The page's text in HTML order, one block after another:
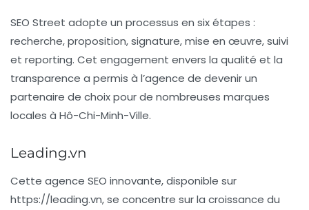
SEO Street adopte un processus en six étapes :
recherche, proposition, signature, mise en œuvre, suivi
et reporting. Cet engagement envers la qualité et la
transparence a permis à l’agence de devenir un
partenaire de choix pour de nombreuses marques
locales à Hô-Chi-Minh-Ville.
Leading.vn
Cette agence SEO innovante, disponible sur
https://leading.vn, se concentre sur la croissance du